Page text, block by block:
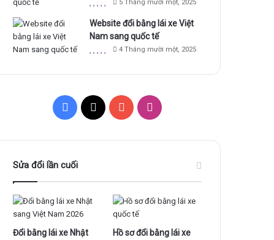
5 Tháng mười một, 2025
Website đổi bằng lái xe Việt
Nam sang quốc tế
4 Tháng mười một, 2025
Facebook
X YouTubeInstagram
Sửa đổi lần cuối
Đổi bằng lái xe Nhật
Hồ sơ đổi bằng lái xe